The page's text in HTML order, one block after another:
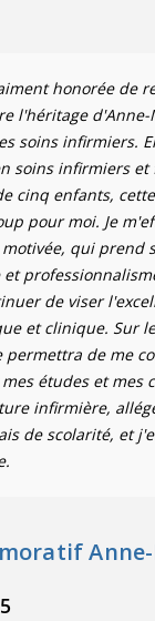
honorée de
l'héritage d'Anne-
soins infirmiers.
soins infirmiers et
cinq enfants,
pour moi. Je
qui prend
de viser
et clinique. Sur
permettra de me
études et mes
infirmière,
de scolarité, et